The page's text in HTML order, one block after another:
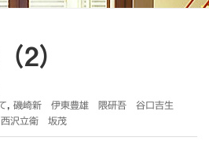
2）
磯崎新 伊東豊雄 隈研吾 谷口吉生
沢立衛 坂茂